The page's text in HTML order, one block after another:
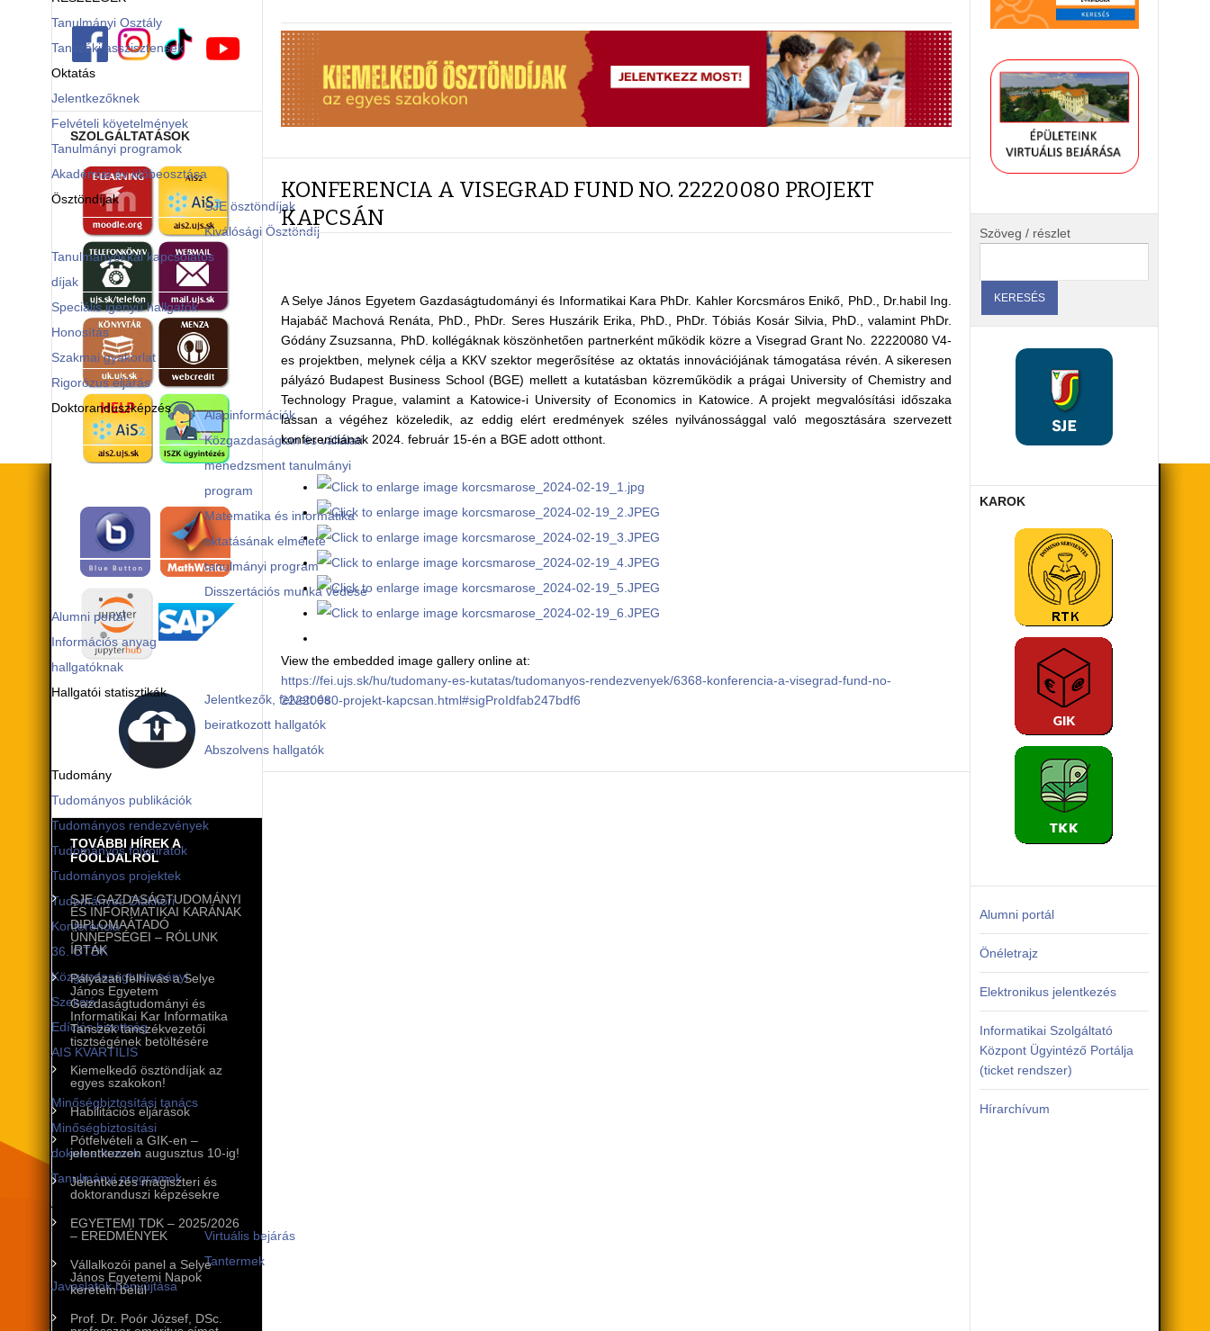
Tanulmányi Osztály
Tanszéki asszisztensek
Oktatás
Jelentkezőknek
Felvételi követelmények
Tanulmányi programok
Akadémiai év időbeosztása
Ösztöndíjak
SJE ösztöndíjak
Kiválósági Ösztöndíj
Tanulmányokkal kapcsolatos
díjak
Speciális igényű hallgatók
Honosítás
Szakmai gyakorlat
Rigorózus eljárás
Doktoranduszképzés
Alapinformációk
Közgazdaságtan és vállalati
menedzsment tanulmányi
program
Matematika és informatika
oktatásának elmélete
tanulmányi program
Disszertációs munka védése
Alumni portál
Információs anyag
hallgatóknak
Hallgatói statisztikák
Jelentkezők, felvett és
beiratkozott hallgatók
Abszolvens hallgatók
Tudomány
Tudományos publikációk
Tudományos rendezvények
Tudományos folyóiratok
Tudományos projektek
Tudományos Diákköri
Konferencia
36. OTDK
Közgazdaságtudományi
Szekció
Edíciós bizottság
AIS KVARTILIS
Minőségbiztosítás
Minőségbiztosítási tanács
Minőségbiztosítási
dokumentumok
Tanulmányi programok
A tanulmányi programok
infrastruktúrája
Virtuális bejárás
Tantermek
Javaslatok benyújtása
Nemzetközi kapcsolatok
KONFERENCIA A VISEGRAD FUND NO. 22220080 PROJEKT
KAPCSÁN
A Selye János Egyetem Gazdaságtudományi és Informatikai Kara PhDr. Kahler Korcsmáros Enikő, PhD., Dr.habil Ing.
Hajabáč Machová Renáta, PhD., PhDr. Seres Huszárik Erika, PhD., PhDr. Tóbiás Kosár Silvia, PhD., valamint PhDr.
Gódány Zsuzsanna, PhD. kollégáknak köszönhetően partnerként működik közre a Visegrad Grant No. 22220080 V4-
es projektben, melynek célja a KKV szektor megerősítése az oktatás innovációjának támogatása révén. A sikeresen
pályázó Budapest Business School (BGE) mellett a kutatásban közreműködik a prágai University of Chemistry and
Technology Prague, valamint a Katowice-i University of Economics in Katowice. A projekt megvalósítási időszaka
lassan a végéhez közeledik, az eddig elért eredmények széles nyilvánossággal való megosztására szervezett
konferenciának 2024. február 15-én a BGE adott otthont.
View the embedded image gallery online at:
https://fei.ujs.sk/hu/tudomany-es-kutatas/tudomanyos-rendezvenyek/6368-konferencia-a-visegrad-fund-no-
22220080-projekt-kapcsan.html#sigProIdfab247bdf6
Szöveg / részlet
KAROK
Alumni portál
Önéletrajz
Elektronikus jelentkezés
Informatikai Szolgáltató
Központ Ügyintéző Portálja
(ticket rendszer)
Hírarchívum
SZOLGÁLTATÁSOK
TOVÁBBI HÍREK A
FŐOLDALRÓL
SJE GAZDASÁGTUDOMÁNYI
ÉS INFORMATIKAI KARÁNAK
DIPLOMAÁTADÓ
ÜNNEPSÉGEI – RÓLUNK
ÍRTÁK
Pályázati felhívás a Selye
János Egyetem
Gazdaságtudományi és
Informatikai Kar Informatika
Tanszék tanszékvezetői
tisztségének betöltésére
Kiemelkedő ösztöndíjak az
egyes szakokon!
Habilitációs eljárások
Pótfelvételi a GIK-en –
jelentkezzen augusztus 10-ig!
Jelentkezés magiszteri és
doktoranduszi képzésekre
EGYETEMI TDK – 2025/2026
– EREDMÉNYEK
Vállalkozói panel a Selye
János Egyetemi Napok
keretein belül
Prof. Dr. Poór József, DSc.